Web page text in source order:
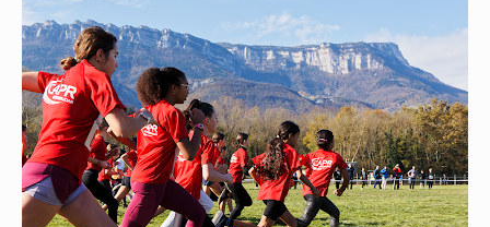
Bénévoles
Nos événements
Vie du club